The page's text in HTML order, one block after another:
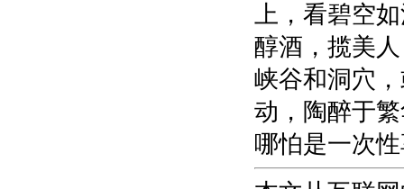
上，看碧空
醇酒，揽美
峡谷和洞穴
动，陶醉于
哪怕是一次